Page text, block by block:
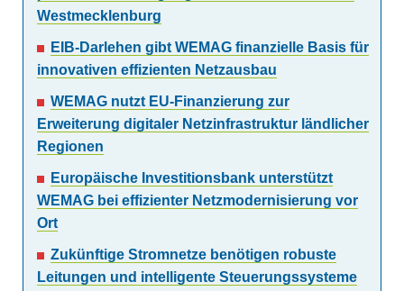
Westmecklenburg
EIB-Darlehen gibt WEMAG finanzielle Basis für
innovativen effizienten Netzausbau
WEMAG nutzt EU-Finanzierung zur
Erweiterung digitaler Netzinfrastruktur ländlicher
Regionen
Europäische Investitionsbank unterstützt
WEMAG bei effizienter Netzmodernisierung vor
Ort
Zukünftige Stromnetze benötigen robuste
Leitungen und intelligente Steuerungssysteme